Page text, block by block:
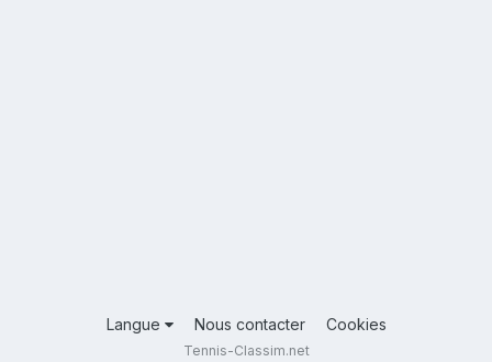
Langue Nous contacter Cookies
Tennis-Classim.net